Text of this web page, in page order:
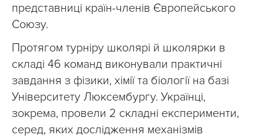
представниці країн-членів Європейського
Союзу.
Протягом турніру школярі й школярки в
складі 46 команд виконували практичні
завдання з фізики, хімії та біології на базі
Університету Люксембургу. Українці,
зокрема, провели 2 складні експерименти,
серед, яких дослідження механізмів